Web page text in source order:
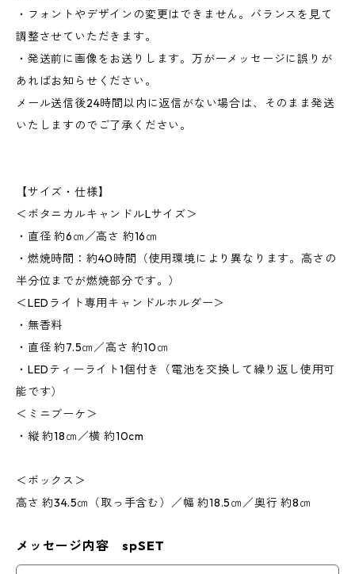
・フォントやデザインの変更はできません。バランスを見て
調整させていただきます。
・発送前に画像をお送りします。万が一メッセージに誤りが
あればお知らせください。
メール送信後24時間以内に返信がない場合は、そのまま発送
いたしますのでご了承ください。
【サイズ・仕様】
＜ボタニカルキャンドルLサイズ＞
・直径 約6㎝／高さ 約16㎝
・燃焼時間：約40時間（使用環境により異なります。高さの
半分位までが燃焼部分です。）
＜LEDライト専用キャンドルホルダー＞
・無香料
・直径 約7.5㎝／高さ 約10㎝
・LEDティーライト1個付き（電池を交換して繰り返し使用可
能です）
＜ミニブーケ＞
・縦 約18㎝／横 約10cm
＜ボックス＞
高さ 約34.5㎝（取っ手含む）／幅 約18.5㎝／奥行 約8㎝
メッセージ内容 spSET